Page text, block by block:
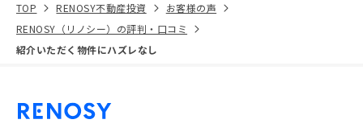
TOP RENOSY不動産投資
お客様の声
RENOSY（リノシー）の評判・口コミ
紹介いただく物件にハズレなし